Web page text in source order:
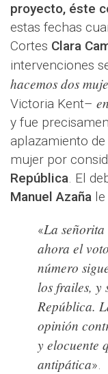
proyecto, éste
estas fechas
Cortes Clara
intervenciones
hacemos dos
Victoria Kent–
y fue
aplazamiento
mujer por
República. El
Manuel Azaña
«La señorita
ahora el
número
los frailes, y
República.
opinión
y elocuente
antipática».